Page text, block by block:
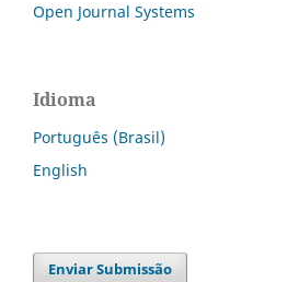
Open Journal Systems
Idioma
Português (Brasil)
English
Enviar Submissão